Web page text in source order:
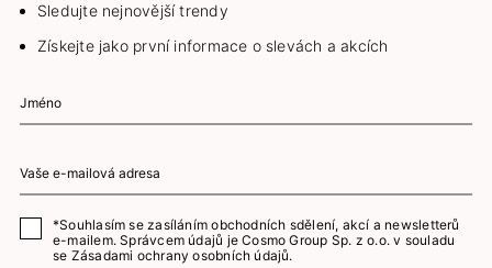
Sledujte nejnovější trendy
Získejte jako první informace o slevách a akcích
*Souhlasím se zasíláním obchodních sdělení, akcí a newsletterů
e-mailem. Správcem údajů je Cosmo Group Sp. z o.o. v souladu
se Zásadami ochrany osobních údajů.